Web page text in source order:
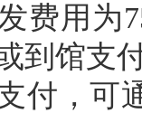
费用为
到馆支
付，可